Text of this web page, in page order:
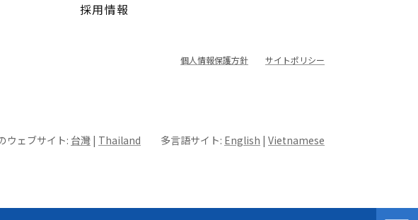
採用情報
個人情報保護方針 サイトポリシー
ウェブサイト: 台灣 | Thailand 多言語サイト: English | Vietnamese